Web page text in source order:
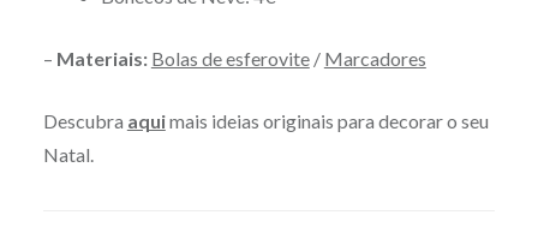
– Materiais: Bolas de esferovite/ Marcadores
Descubra aquimais ideias originais para decorar o seu
Natal.